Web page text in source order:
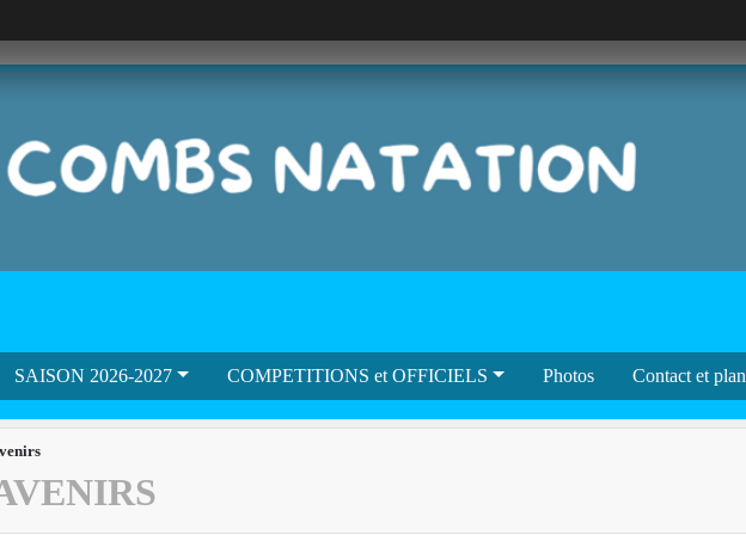
SAISON 2026-2027 COMPETITIONS et OFFICIELS Photos Contact et plan